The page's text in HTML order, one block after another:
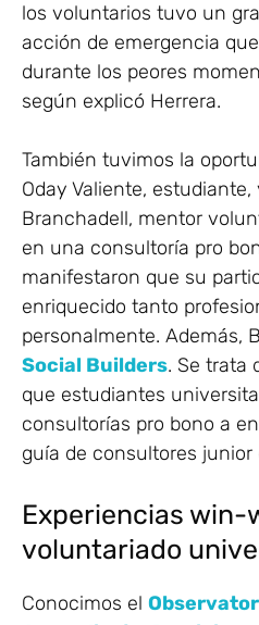
los voluntarios tuvo un
acción de emergencia
durante los peores
según explicó Herrera.
También tuvimos la
Oday Valiente,
Branchadell, mentor
en una consultoría pro
manifestaron que su
enriquecido tanto
personalmente. Además,
Social Builders. Se trata
que estudiantes
consultorías pro bono a
guía de consultores junior
Experiencias win-
voluntariado
Conocimos el